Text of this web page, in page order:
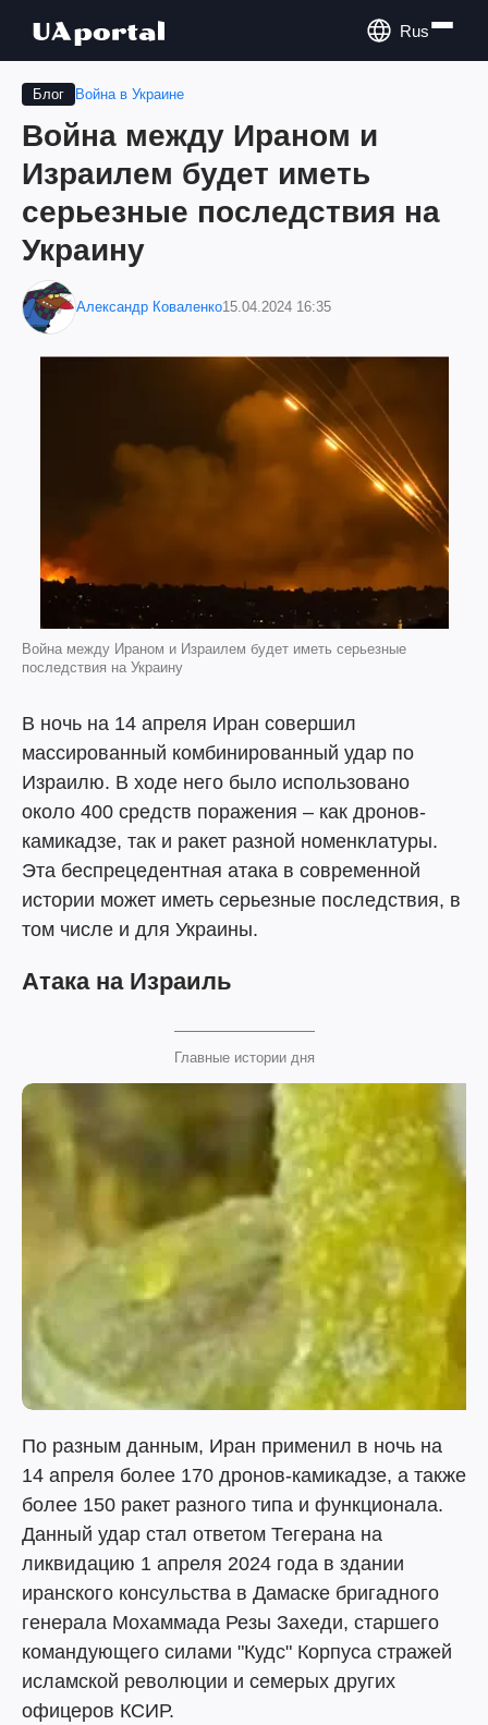
Rus
Блог Война в Украине
Война между Ираном и
Израилем будет иметь
серьезные последствия на
Украину
Александр Коваленко15.04.2024 16:35
Война между Ираном и Израилем будет иметь серьезные
последствия на Украину
В ночь на 14 апреля Иран совершил
массированный комбинированный удар по
Израилю. В ходе него было использовано
около 400 средств поражения – как дронов-
камикадзе, так и ракет разной номенклатуры.
Эта беспрецедентная атака в современной
истории может иметь серьезные последствия, в
том числе и для Украины.
Атака на Израиль
Главные истории дня
По разным данным, Иран применил в ночь на
14 апреля более 170 дронов-камикадзе, а также
более 150 ракет разного типа и функционала.
Данный удар стал ответом Тегерана на
ликвидацию 1 апреля 2024 года в здании
иранского консульства в Дамаске бригадного
генерала Мохаммада Резы Захеди, старшего
командующего силами "Кудс" Корпуса стражей
исламской революции и семерых других
офицеров КСИР.